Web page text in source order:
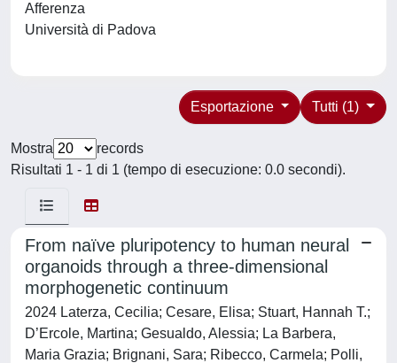
Afferenza
Università di Padova
Tutti (1)
Esportazione
Mostra
records
Risultati 1 - 1 di 1 (tempo di esecuzione: 0.0 secondi).
From naïve pluripotency to human neural
organoids through a three-dimensional
morphogenetic continuum
2024 Laterza, Cecilia; Cesare, Elisa; Stuart, Hannah T.;
D’Ercole, Martina; Gesualdo, Alessia; La Barbera,
Maria Grazia; Brignani, Sara; Ribecco, Carmela; Polli,